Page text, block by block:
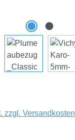
zzgl. Versandkosten